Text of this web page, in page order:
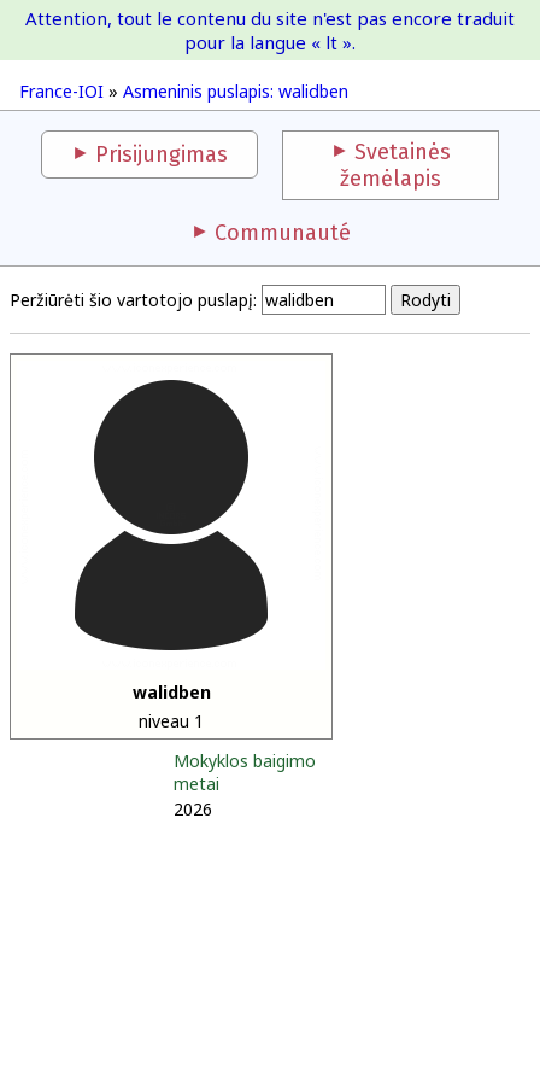
France-IOI
France-IOI » Asmeninis puslapis: walidben
Attention, tout le contenu du site n'est pas encore traduit
pour la langue « lt ».
Prisijungimas
Svetainės
žemėlapis
Communauté
Peržiūrėti šio vartotojo puslapį:
walidben
niveau 1
Mokyklos baigimo
metai
2026